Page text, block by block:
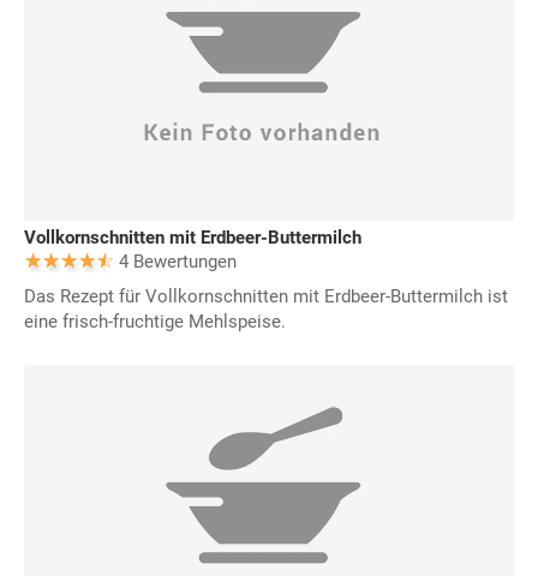
Vollkornschnitten mit Erdbeer-Buttermilch
4 Bewertungen
Das Rezept für Vollkornschnitten mit Erdbeer-Buttermilch ist
eine frisch-fruchtige Mehlspeise.